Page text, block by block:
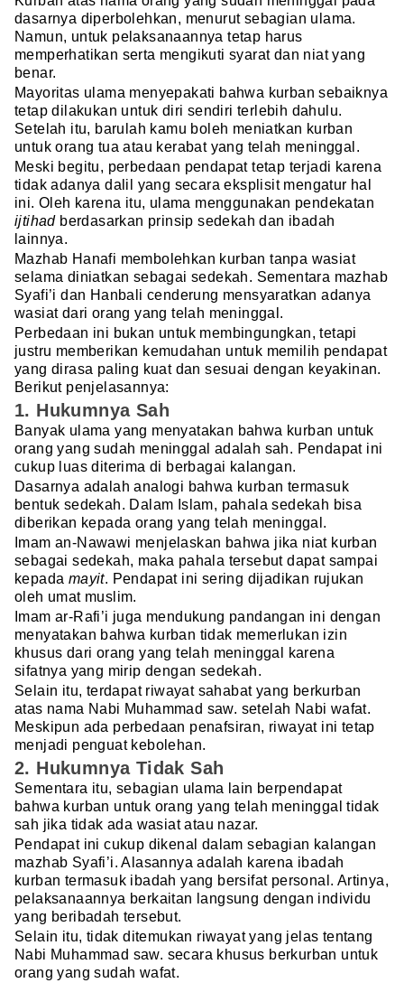
dasarnya diperbolehkan, menurut sebagian ulama.
Namun, untuk pelaksanaannya tetap harus
memperhatikan serta mengikuti syarat dan niat yang
benar.
Mayoritas ulama menyepakati bahwa kurban sebaiknya
tetap dilakukan untuk diri sendiri terlebih dahulu.
Setelah itu, barulah kamu boleh meniatkan kurban
untuk orang tua atau kerabat yang telah meninggal.
Meski begitu, perbedaan pendapat tetap terjadi karena
tidak adanya dalil yang secara eksplisit mengatur hal
ini. Oleh karena itu, ulama menggunakan pendekatan
ijtihadberdasarkan prinsip sedekah dan ibadah
lainnya.
Mazhab Hanafi membolehkan kurban tanpa wasiat
selama diniatkan sebagai sedekah. Sementara mazhab
Syafi’i dan Hanbali cenderung mensyaratkan adanya
wasiat dari orang yang telah meninggal.
Perbedaan ini bukan untuk membingungkan, tetapi
justru memberikan kemudahan untuk memilih pendapat
yang dirasa paling kuat dan sesuai dengan keyakinan.
Berikut penjelasannya:
1. Hukumnya Sah
Banyak ulama yang menyatakan bahwa kurban untuk
orang yang sudah meninggal adalah sah. Pendapat ini
cukup luas diterima di berbagai kalangan.
Dasarnya adalah analogi bahwa kurban termasuk
bentuk sedekah. Dalam Islam, pahala sedekah bisa
diberikan kepada orang yang telah meninggal.
Imam an-Nawawi menjelaskan bahwa jika niat kurban
sebagai sedekah, maka pahala tersebut dapat sampai
kepada mayit. Pendapat ini sering dijadikan rujukan
oleh umat muslim.
Imam ar-Rafi’i juga mendukung pandangan ini dengan
menyatakan bahwa kurban tidak memerlukan izin
khusus dari orang yang telah meninggal karena
sifatnya yang mirip dengan sedekah.
Selain itu, terdapat riwayat sahabat yang berkurban
atas nama Nabi Muhammad saw. setelah Nabi wafat.
Meskipun ada perbedaan penafsiran, riwayat ini tetap
menjadi penguat kebolehan.
2. Hukumnya Tidak Sah
Sementara itu, sebagian ulama lain berpendapat
bahwa kurban untuk orang yang telah meninggal tidak
sah jika tidak ada wasiat atau nazar.
Pendapat ini cukup dikenal dalam sebagian kalangan
mazhab Syafi’i. Alasannya adalah karena ibadah
kurban termasuk ibadah yang bersifat personal. Artinya,
pelaksanaannya berkaitan langsung dengan individu
yang beribadah tersebut.
Selain itu, tidak ditemukan riwayat yang jelas tentang
Nabi Muhammad saw. secara khusus berkurban untuk
orang yang sudah wafat.